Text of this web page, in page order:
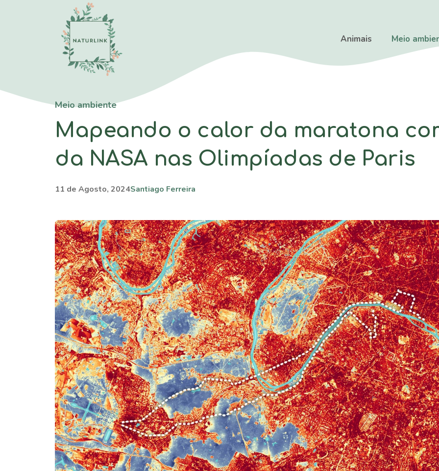
Animais Meio
Meio ambiente
Mapeando o calor da maratona
da NASA nas Olimpíadas de Paris
11 de Agosto, 2024Santiago Ferreira